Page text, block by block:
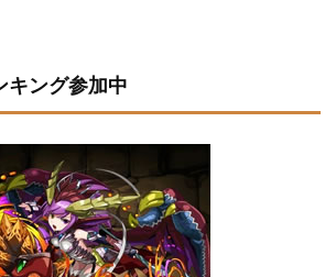
キング参加中